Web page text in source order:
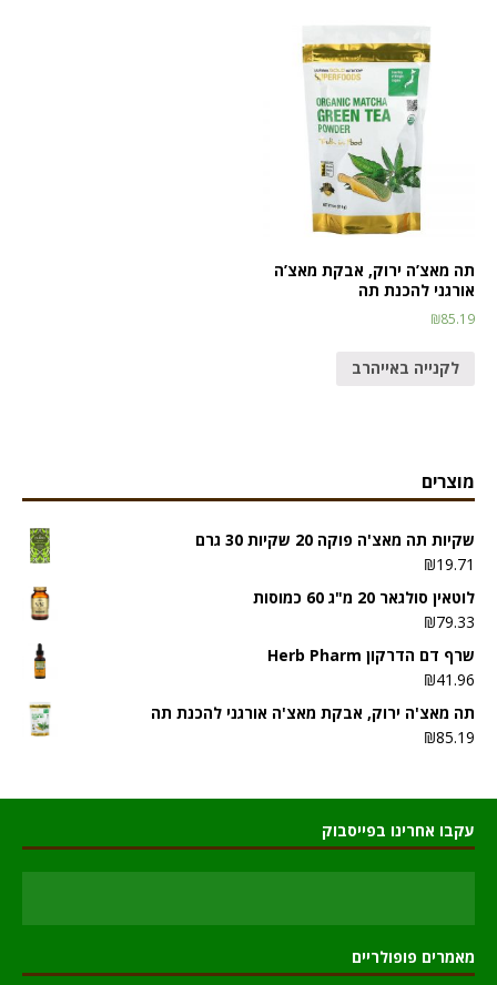
תה מאצ’ה ירוק, אבקת מאצ’ה
אורגני להכנת תה
₪85.19
לקנייה באייהרב
מוצרים
שקיות תה מאצ'ה פוקה 20 שקיות 30 גרם
₪19.71
לוטאין סולגאר 20 מ"ג 60 כמוסות
₪79.33
שרף דם הדרקון Herb Pharm
₪41.96
תה מאצ'ה ירוק, אבקת מאצ'ה אורגני להכנת תה
₪85.19
עקבו אחרינו בפייסבוק
מאמרים פופולריים